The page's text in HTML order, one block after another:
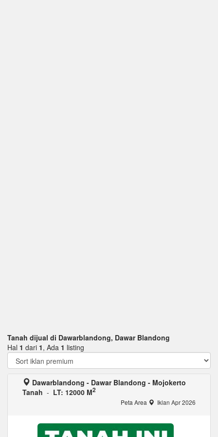
Tanah dijual di Dawarblandong, Dawar Blandong
Hal 1 dari 1, Ada 1 listing
Dawarblandong - Dawar Blandong - Mojokerto
Tanah - LT: 12000 M2
Peta Area Iklan Apr 2026